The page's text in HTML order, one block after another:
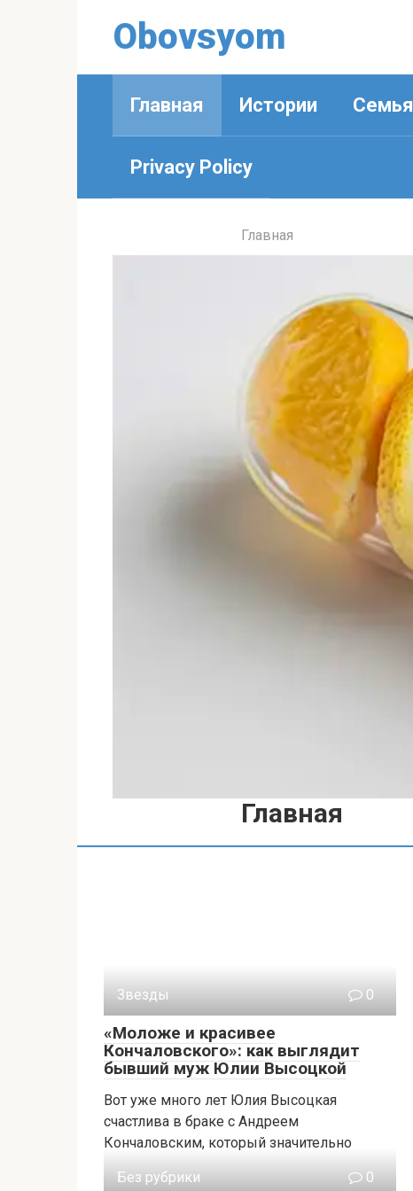
Obovsyom
Главная Истории Семья
Privacy Policy
Главная
Главная
Звезды 0
«Моложе и красивее
Кончаловского»: как выглядит
бывший муж Юлии Высоцкой
Вот уже много лет Юлия Высоцкая
счастлива в браке с Андреем
Кончаловским, который значительно
Без рубрики 0